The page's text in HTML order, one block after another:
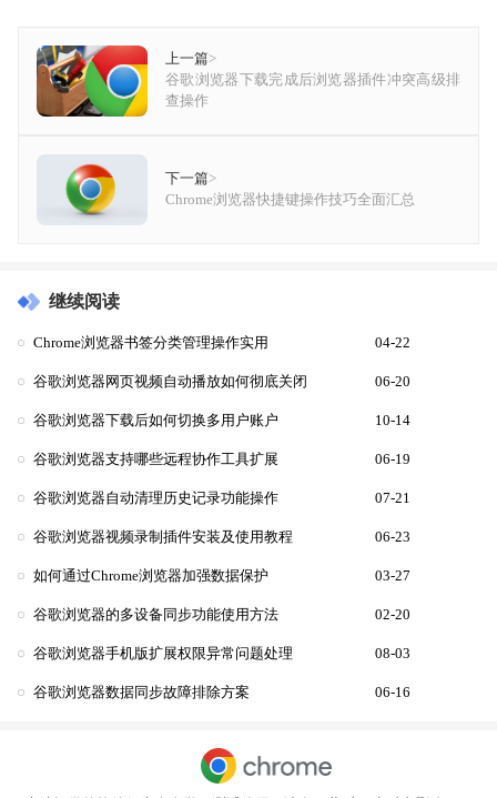
上一篇>
谷歌浏览器下载完成后浏览器插件冲突高级排
查操作
下一篇>
Chrome浏览器快捷键操作技巧全面汇总
继续阅读
Chrome浏览器书签分类管理操作实用 04-22
谷歌浏览器网页视频自动播放如何彻底关闭 06-20
谷歌浏览器下载后如何切换多用户账户 10-14
谷歌浏览器支持哪些远程协作工具扩展 06-19
谷歌浏览器自动清理历史记录功能操作 07-21
谷歌浏览器视频录制插件安装及使用教程 06-23
如何通过Chrome浏览器加强数据保护 03-27
谷歌浏览器的多设备同步功能使用方法 02-20
谷歌浏览器手机版扩展权限异常问题处理 08-03
谷歌浏览器数据同步故障排除方案 06-16